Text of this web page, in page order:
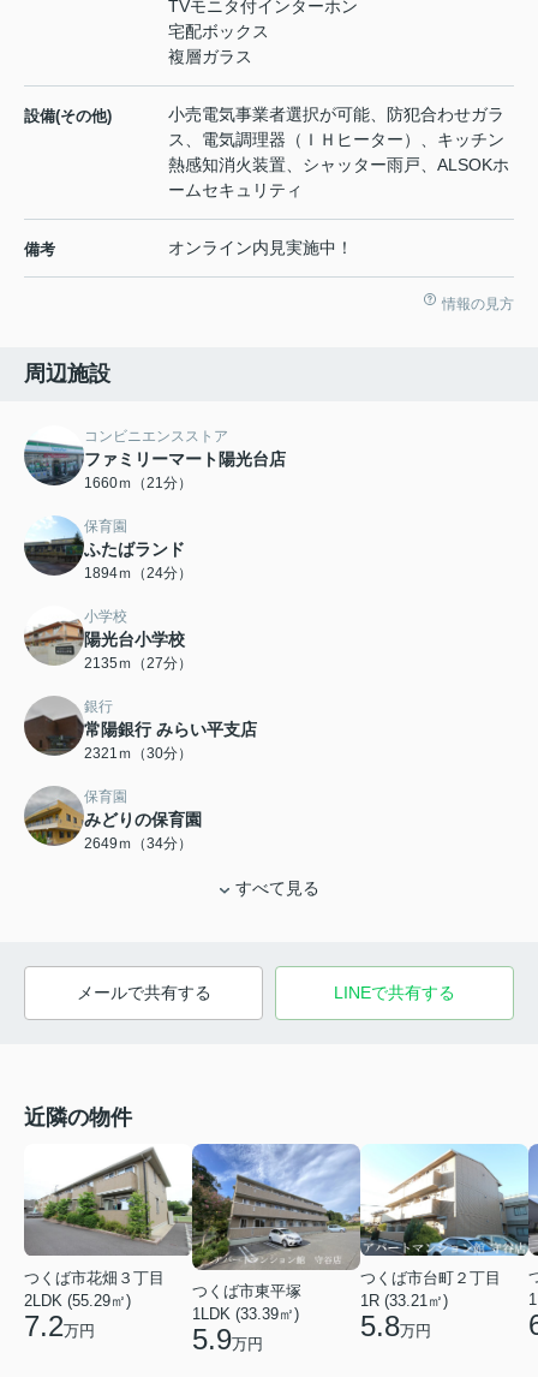
TVモニタ付インターホン
宅配ボックス
複層ガラス
設備(その他)
小売電気事業者選択が可能、防犯合わせガラ
ス、電気調理器（ＩＨヒーター）、キッチン
熱感知消火装置、シャッター雨戸、ALSOKホ
ームセキュリティ
備考 オンライン内見実施中！
情報の見方
周辺施設
コンビニエンスストア
ファミリーマート陽光台店
1660ｍ（21分）
保育園
ふたばランド
1894ｍ（24分）
小学校
陽光台小学校
2135ｍ（27分）
銀行
常陽銀行 みらい平支店
2321ｍ（30分）
保育園
みどりの保育園
2649ｍ（34分）
すべて見る
メールで共有する LINEで共有する
近隣の物件
つくば市花畑３丁目
2LDK (55.29㎡)
7.2万円
つくば市東平塚
1LDK (33.39㎡)
5.9万円
つくば市台町２丁目
1R (33.21㎡)
5.8万円